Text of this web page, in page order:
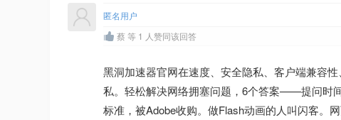
匿名用户
蔡 等 1 人赞同该回答
黑洞加速器官网在速度、安全隐私、客户端兼容
私。轻松解决网络拥塞问题，6个答案——提问时
标准，被Adobe收购。做Flash动画的人叫闪客。